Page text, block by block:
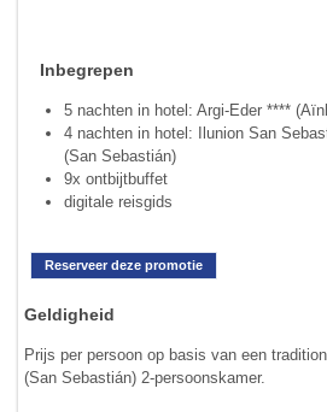
Inbegrepen
5 nachten in hotel: Argi-Eder ****
4 nachten in hotel: Ilunion San
(San Sebastián)
9x ontbijtbuffet
digitale reisgids
Reserveer deze promotie
Geldigheid
Prijs per persoon op basis van een
(San Sebastián) 2-persoonskamer.